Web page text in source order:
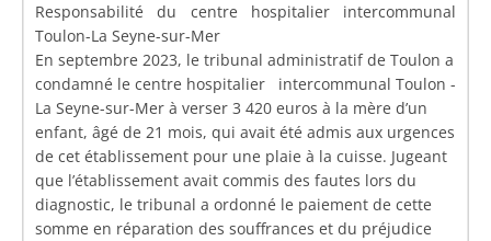
Responsabilité du centre hospitalier intercommunal
Toulon-La Seyne-sur-Mer
En septembre 2023, le tribunal administratif de Toulon a
condamné le centre hospitalier intercommunal Toulon -
La Seyne-sur-Mer à verser 3 420 euros à la mère d’un
enfant, âgé de 21 mois, qui avait été admis aux urgences
de cet établissement pour une plaie à la cuisse. Jugeant
que l’établissement avait commis des fautes lors du
diagnostic, le tribunal a ordonné le paiement de cette
somme en réparation des souffrances et du préjudice